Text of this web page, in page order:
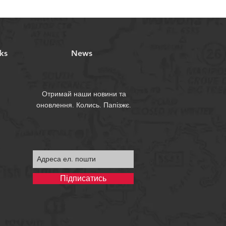
News
Отримай наши новини та
оновлення. Колись. Папізжє.
Підписатись